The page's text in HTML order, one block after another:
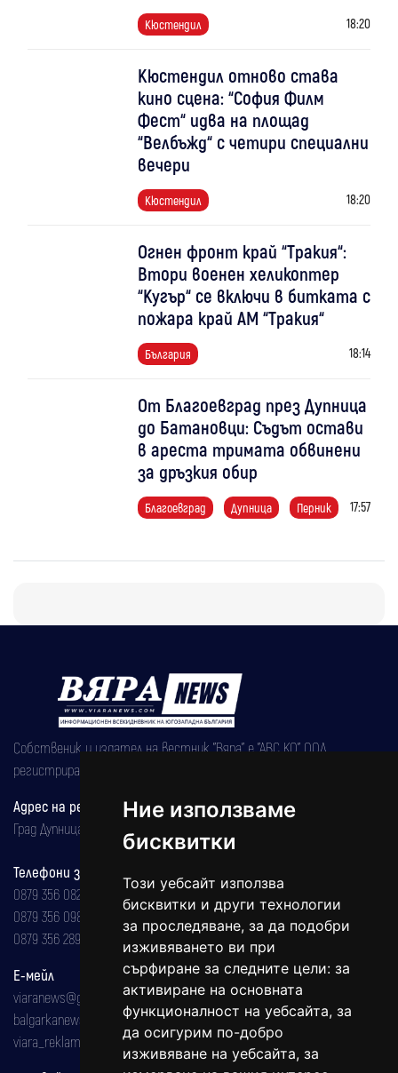
Ние използваме
бисквитки
Този уебсайт използва
бисквитки и други технологии
за проследяване, за да подобри
изживяването ви при
сърфиране за следните цели: за
активиране на основната
функционалност на уебсайта, за
да осигурим по-добро
изживяване на уебсайта, за
Кюстендил 18:20
Кюстендил отново става
кино сцена: “София Филм
Фест“ идва на площад
“Велбъжд“ с четири специални
вечери
Кюстендил 18:20
Огнен фронт край “Тракия“:
Втори военен хеликоптер
“Кугър“ се включи в битката с
пожара край АМ “Тракия“
България 18:14
От Благоевград през Дупница
до Батановци: Съдът остави
в ареста тримата обвинени
за дръзкия обир
Благоевград Дупница Перник 17:57
Собственик и издател на вестник "Вяра" е "АВС КО" ООД,
регистрирана на 08.05.2002 година.
Адрес на редакцията
Град Дупница, ул.''Христо Ботев" 43
Телефони за реклама и абонаменти
0879 356 082
0879 356 098
0879 356 289
Е-мейл
viaranews@gmail.com
balgarkanews@gmail.com
viara_reklama@mail.bg